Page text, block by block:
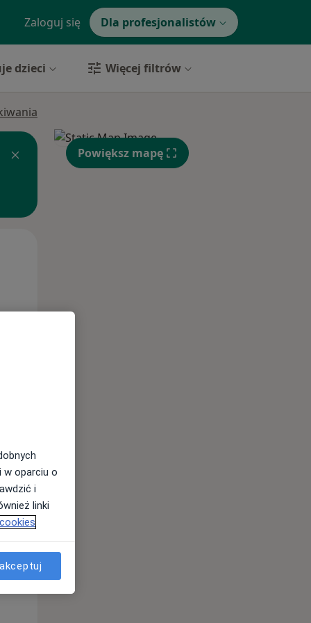
Zaloguj się Dla profesjonalistów
dzieci Więcej filtrów
Pon,
10 Sie
Powiększ mapę
w oparciu o
i
linki